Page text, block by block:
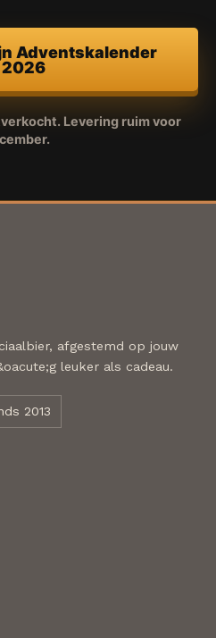
Adventskalender
2026
Levering ruim voor
afgestemd op jouw
leuker als cadeau.
2013